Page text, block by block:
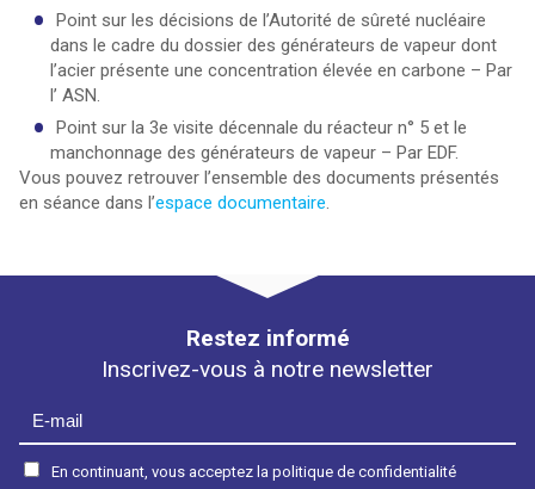
Point sur les décisions de l’Autorité de sûreté nucléaire
dans le cadre du dossier des générateurs de vapeur dont
l’acier présente une concentration élevée en carbone – Par
l’ ASN.
Point sur la 3e visite décennale du réacteur n° 5 et le
manchonnage des générateurs de vapeur – Par EDF.
Vous pouvez retrouver l’ensemble des documents présentés
en séance dans l’espace documentaire.
Restez informé
Inscrivez-vous à notre newsletter
En continuant, vous acceptez la politique de confidentialité